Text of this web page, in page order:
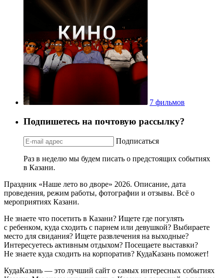
7 фильмов
Подпишетесь на почтовую рассылку?
Подписаться
Раз в неделю мы будем писать о предстоящих событиях
в Казани.
Праздник «Наше лето во дворе» 2026. Описание, дата
проведения, режим работы, фотографии и отзывы. Всё о
мероприятиях Казани.
Не знаете что посетить в Казани? Ищете где погулять
с ребенком, куда сходить с парнем или девушкой? Выбираете
место для свидания? Ищете развлечения на выходные?
Интересуетесь активным отдыхом? Посещаете выставки?
Не знаете куда сходить на корпоратив? КудаКазань поможет!
КудаКазань — это лучший сайт о самых интересных событиях